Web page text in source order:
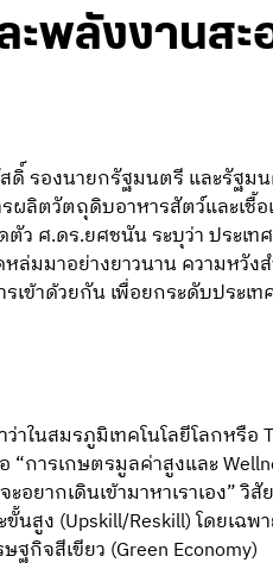
ะพลังงานส
ดิ์ รองนายกรัฐมนตรี และรัฐม
ผลิตวัตถุดิบอาหารสัตว์และเชื้
ตัว ศ.ดร.ยศชนัน ระบุว่า ประ
ล่มมาอย่างยาวนาน ความหวั
ข้าด้วยกัน เพื่อยกระดับประเ
าในสมรภูมิเทคโนโลยีโลกหรื
การเกษตรมูลค่าสูงและ
อยากเดินเข้ามาหาเราเอง”
สูง (Upskill/Reskill) โดยเฉ
กิจสีเขียว (Green Economy)